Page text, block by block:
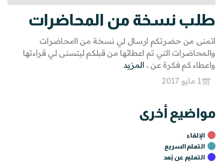
طلب نسخة من المحاضرات
اتمنى من حضرتكم ارسال لي نسخة من اامحاضرات
والمحاضرات التي تم اعطائها من قبلكم ليتسنى لي قراءتها
واعطاء كم فكرة عن .. المزيد
1 مايو 2017
مواضيع أخرى
الإلقاء
التعلم السريع
التعليم عن بُعد